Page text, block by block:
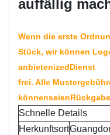
auffällig
Wenn die erste
Stück, wir können
anbietenizedDienst
frei. Alle
könnenseienRückgabe
Schnelle Details
Herkunftsort